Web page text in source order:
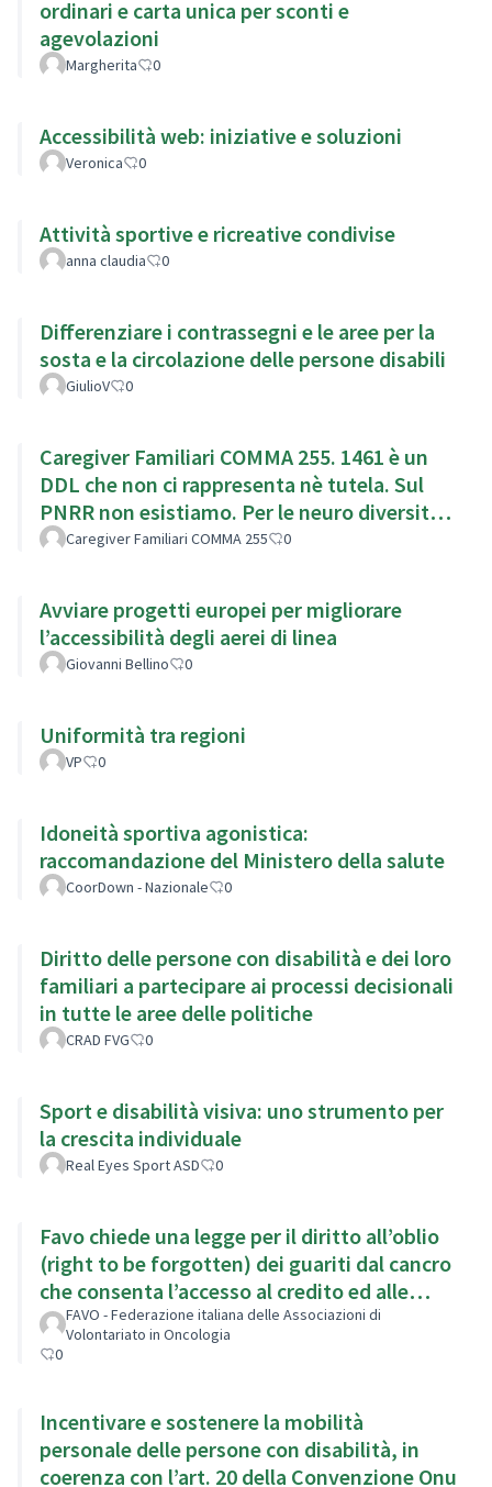
ordinari e carta unica per sconti e
agevolazioni
Margherita 0
Accessibilità web: iniziative e soluzioni
Veronica 0
Attività sportive e ricreative condivise
anna claudia 0
Differenziare i contrassegni e le aree per la
sosta e la circolazione delle persone disabili
GiulioV 0
Caregiver Familiari COMMA 255. 1461 è un
DDL che non ci rappresenta nè tutela. Sul
PNRR non esistiamo. Per le neuro diversita
siamo obbligatori
Caregiver Familiari COMMA 255 0
Avviare progetti europei per migliorare
l’accessibilità degli aerei di linea
Giovanni Bellino 0
Uniformità tra regioni
VP 0
Idoneità sportiva agonistica:
raccomandazione del Ministero della salute
CoorDown - Nazionale 0
Diritto delle persone con disabilità e dei loro
familiari a partecipare ai processi decisionali
in tutte le aree delle politiche
CRAD FVG 0
Sport e disabilità visiva: uno strumento per
la crescita individuale
Real Eyes Sport ASD 0
Favo chiede una legge per il diritto all’oblio
(right to be forgotten) dei guariti dal cancro
che consenta l’accesso al credito ed alle
assicurazioni
FAVO - Federazione italiana delle Associazioni di
Volontariato in Oncologia
0
Incentivare e sostenere la mobilità
personale delle persone con disabilità, in
coerenza con l’art. 20 della Convenzione Onu